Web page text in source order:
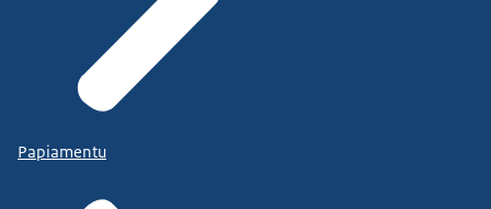
Papiamentu